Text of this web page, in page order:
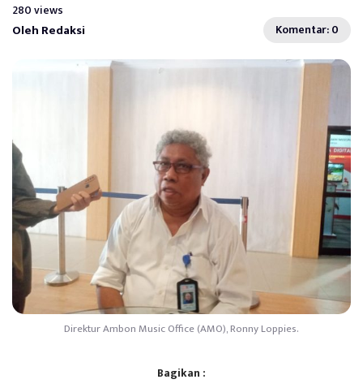
280 views
Oleh Redaksi Komentar: 0
Direktur Ambon Music Office (AMO), Ronny Loppies.
Bagikan :